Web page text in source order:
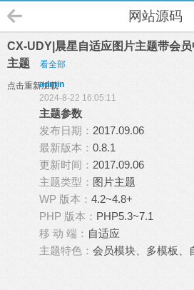
网站源码
CX-UDY|晨星自适应图片主题带会
主题
看全部
点击重新加载
admin
2024-8-22 16:05:11
主题参数
发布日期： 2017.09.06
最新版本： 0.8.1
更新时间： 2017.09.06
主题类型： 图片主题
WP 版本： 4.2~4.8+
PHP 版本： PHP5.3~7.1
移 动 端： 自适应
主题特色： 会员模块、多模板、